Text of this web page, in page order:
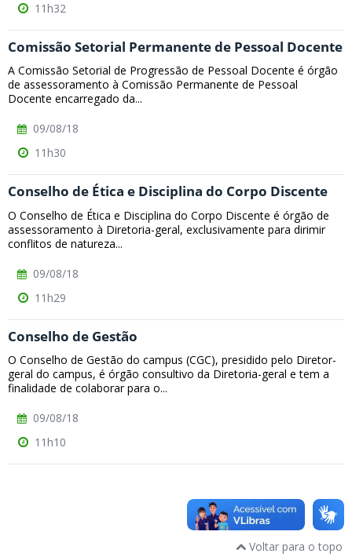
11h32
Comissão Setorial Permanente de Pessoal Docente
A Comissão Setorial de Progressão de Pessoal Docente é órgão
de assessoramento à Comissão Permanente de Pessoal
Docente encarregado da...
09/08/18
11h30
Conselho de Ética e Disciplina do Corpo Discente
O Conselho de Ética e Disciplina do Corpo Discente é órgão de
assessoramento à Diretoria-geral, exclusivamente para dirimir
conflitos de natureza...
09/08/18
11h29
Conselho de Gestão
O Conselho de Gestão do campus (CGC), presidido pelo Diretor-
geral do campus, é órgão consultivo da Diretoria-geral e tem a
finalidade de colaborar para o...
09/08/18
11h10
Voltar para o topo